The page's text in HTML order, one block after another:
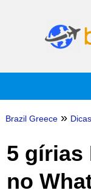
Brazil Greece » Dicas
5 gírias
no